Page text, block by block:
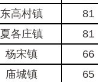
东高村镇
81
夏各庄镇 81
杨宋镇
66
庙城镇
65